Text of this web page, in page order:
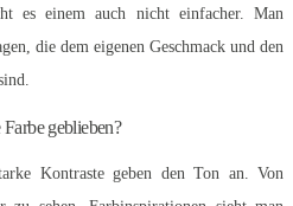
es einem auch nicht einfacher. Man
die dem eigenen Geschmack und den
geblieben?
Kontraste geben den Ton an. Von